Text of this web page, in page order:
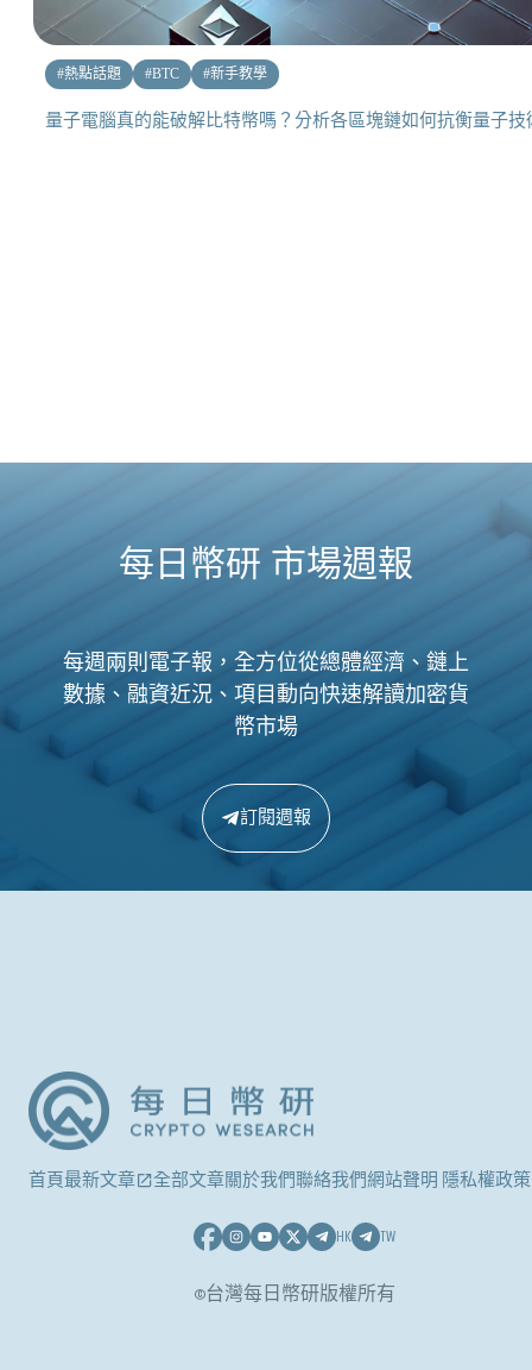
#熱點話題 #BTC #新手教學
量子電腦真的能破解比特幣嗎？分析各區塊鏈如何抗衡量子技
每日幣研 市場週報
每週兩則電子報，全方位從總體經濟、鏈上
數據、融資近況、項目動向快速解讀加密貨
幣市場
訂閱週報
首頁最新文章 全部文章關於我們聯絡我們網站聲明 隱私權政策
HK TW
©台灣每日幣研版權所有